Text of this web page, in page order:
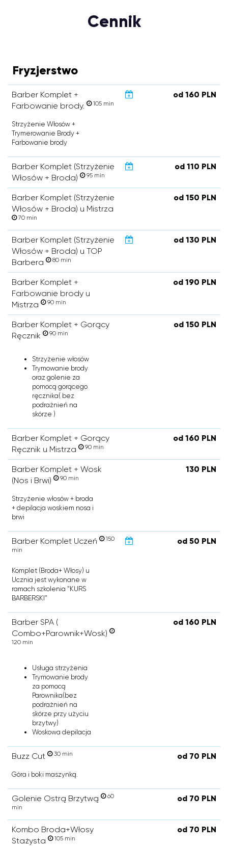
Cennik
Fryzjerstwo
Barber Komplet +
Farbowanie brody.
105 min
od 160 PLN
Strzyżenie Włosów +
Trymerowanie Brody +
Farbowanie brody
Barber Komplet (Strzyżenie
Włosów + Broda)
95 min
od 110 PLN
Barber Komplet (Strzyżenie
Włosów + Broda) u Mistrza
70 min
od 150 PLN
Barber Komplet (Strzyżenie
Włosów + Broda) u TOP
Barbera
80 min
od 130 PLN
Barber Komplet +
Farbowanie brody u
Mistrza
90 min
od 190 PLN
Barber Komplet + Gorący
Ręcznik
90 min
od 150 PLN
Strzyżenie włosów
Trymowanie brody
oraz golenie za
pomocą gorącego
ręcznika( bez
podrażnień na
skórze )
Barber Komplet + Gorący
Ręcznik u Mistrza
90 min
od 160 PLN
Barber Komplet + Wosk
(Nos i Brwi)
90 min
130 PLN
Strzyżenie włosów + broda
+ depilacja woskiem nosa i
brwi
Barber Komplet Uczeń
150
min
od 50 PLN
Komplet (Broda+ Włosy) u
Ucznia jest wykonane w
ramach szkolenia "KURS
BARBERSKI"
Barber SPA (
Combo+Parownik+Wosk)
120 min
od 160 PLN
Usługa strzyżenia
Trymowanie brody
za pomocą
Parownika(bez
podrażnień na
skórze przy użyciu
brzytwy)
Woskowa depilacja
Buzz Cut 30 min od 70 PLN
Góra i boki maszynką.
Golenie Ostrą Brzytwą
60
min
od 70 PLN
Kombo Broda+Włosy
Stażysta
105 min
od 70 PLN